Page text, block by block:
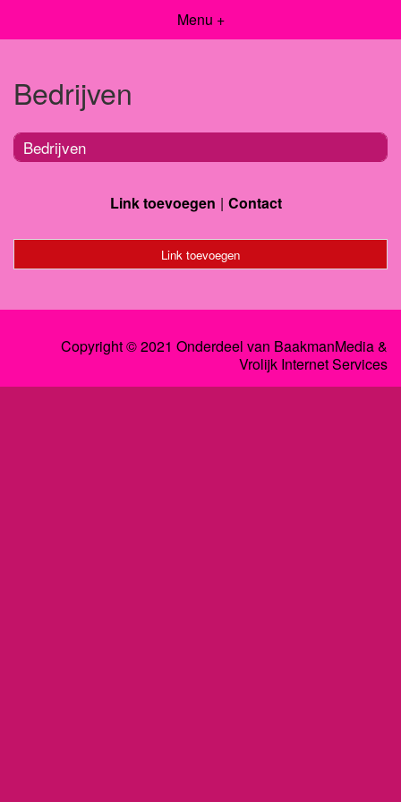
Menu +
Bedrijven
Bedrijven
Link toevoegen Contact
Link toevoegen
Copyright © 2021 Onderdeel van BaakmanMedia&
Vrolijk Internet Services